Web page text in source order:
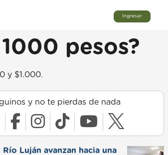
Ingresar
pesos?
y $1.000.
y no te pierdas de nada
Río Luján avanzan hacia una